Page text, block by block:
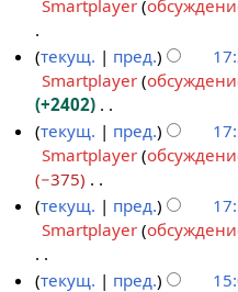
в
к
и
р
а
в
к
и
я
п
р
а
в
к
и
я
п
р
а
в
к
и
2
1
с
а
н
и
я
п
р
а
в
к
о
п
и
с
а
н
и
я
п
р
е
а
2
Smartplayer
Н
е
т
о
п
и
с
а
текущ. пред.
Smartplayer
+2402
Н
е
т
о
п
с
текущ. пред.
Smartplayer
−375
Н
е
о
текущ. пред.
Smartplayer
Нтекущ. пред.